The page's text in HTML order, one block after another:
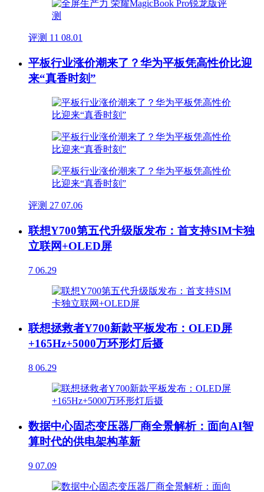
评测 11 08.01
平板行业涨价潮来了？华为平板凭高性价比迎
来“真香时刻”
评测 27 07.06
联想Y700第五代升级版发布：首支持SIM卡独
立联网+OLED屏
7 06.29
联想拯救者Y700新款平板发布：OLED屏
+165Hz+5000万环形灯后摄
8 06.29
数据中心固态变压器厂商全景解析：面向AI智
算时代的供电架构革新
9 07.09